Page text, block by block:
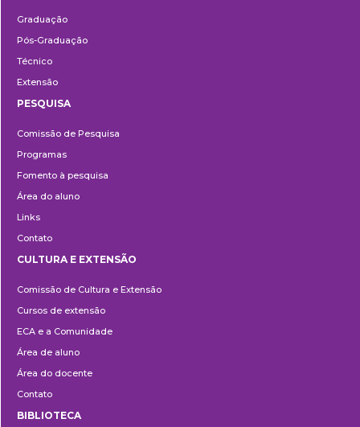
Graduação
Pós-Graduação
Técnico
Extensão
PESQUISA
Comissão de Pesquisa
Programas
Fomento à pesquisa
Área do aluno
Links
Contato
e
Extensão
CULTURA E EXTENSÃO
Comissão de Cultura e Extensão
Cursos de extensão
ECA e a Comunidade
Área de aluno
Área do docente
Contato
BIBLIOTECA